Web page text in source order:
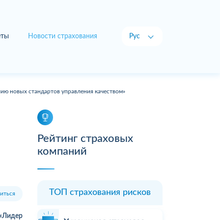
Новости страхования Рус
новых стандартов управления качеством»
Рейтинг страховых
компаний
ТОП страхования рисков